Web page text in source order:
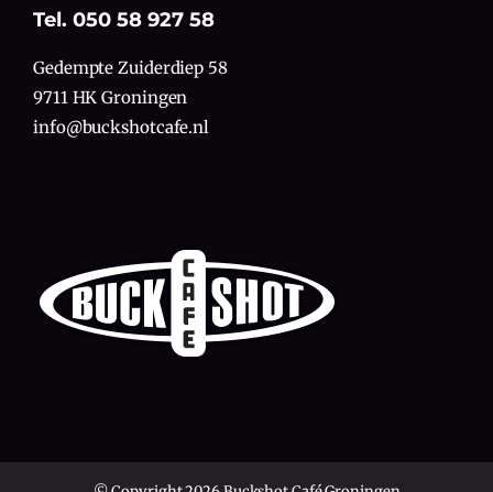
Tel. 050 58 927 58
Gedempte Zuiderdiep 58
9711 HK Groningen
info@buckshotcafe.nl